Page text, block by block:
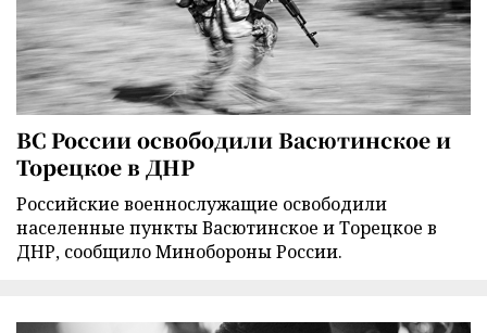
ВС России освободили Васютинское и
Торецкое в ДНР
Российские военнослужащие освободили
населенные пункты Васютинское и Торецкое в
ДНР, сообщило Минобороны России.